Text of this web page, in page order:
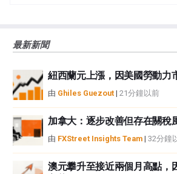
觀點，並不代表FXStreet或其廣告商的官方政策或立
如果文章正文中沒有明確提到，在撰寫本文時，作者
中都沒有頭寸，也沒有與文中提到的任何公司有業務
者沒有收到撰寫這篇文章的報酬。
FXStreet和作者不提供個性化的建議。作者對該資訊
性不作任何陳述。FXStreet和作者將不承擔任何錯誤
或損害由此資訊及其顯示或使用引起的。錯誤和遺漏
FXStreet並非註冊投資顧問，本文內容無意提供任何
最新新聞
紐西蘭元上漲，因美國勞動力
由 Ghiles Guezout | 21分鐘以前
加拿大：逐步改善但存在關稅
由 FXStreet Insights Team | 32分鐘
澳元攀升至接近兩個月高點，